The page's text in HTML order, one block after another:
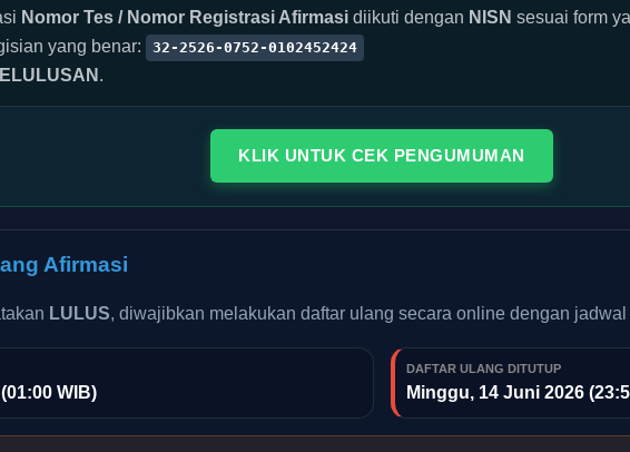
Nomor Tes / Nomor Registrasi Afirmasi diikuti dengan NISN sesuai form
yang benar:
32-2526-0752-0102452424
.
KLIK UNTUK CEK PENGUMUMAN
Afirmasi
LULUS, diwajibkan melakukan daftar ulang secara online dengan jadwal
WIB)
DAFTAR ULANG DITUTUP
Minggu, 14 Juni 2026